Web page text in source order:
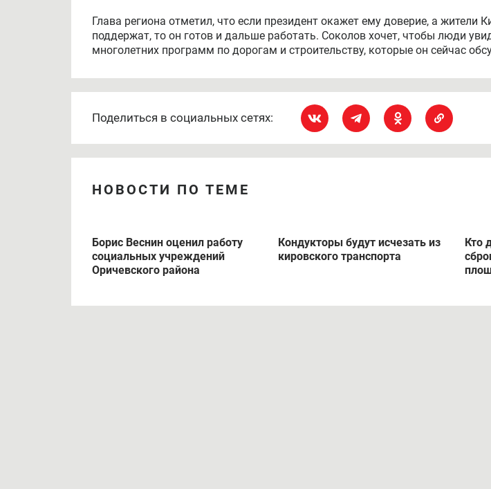
Глава региона отметил, что если президент окажет ему доверие, а жители
поддержат, то он готов и дальше работать. Соколов хочет, чтобы люди
многолетних программ по дорогам и строительству, которые он сейчас
Поделиться в социальных сетях:
НОВОСТИ ПО ТЕМЕ
Борис Веснин оценил работу
социальных учреждений
Оричевского района
Кондукторы будут исчезать из
кировского транспорта
Кто